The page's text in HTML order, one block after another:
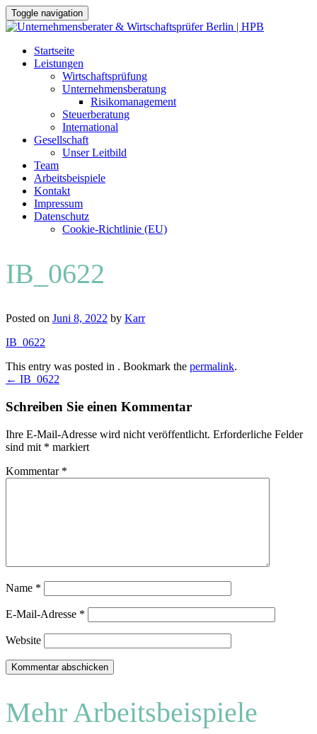
Toggle navigation
Skip
Startseite
Leistungen
Wirtschaftsprüfung
Unternehmensberatung
Risikomanagement
Steuerberatung
International
Gesellschaft
Unser Leitbild
Team
Arbeitsbeispiele
Kontakt
Impressum
Datenschutz
Cookie-Richtlinie (EU)
IB_0622
Posted on Juni 8, 2022 by Karr
IB_0622
This entry was posted in . Bookmark the permalink.
Post
navigation
← IB_0622
Schreiben Sie einen Kommentar
Ihre E-Mail-Adresse wird nicht veröffentlicht. Erforderliche Felder
sind mit * markiert
Kommentar *
Name *
E-Mail-Adresse *
Website
Mehr Arbeitsbeispiele